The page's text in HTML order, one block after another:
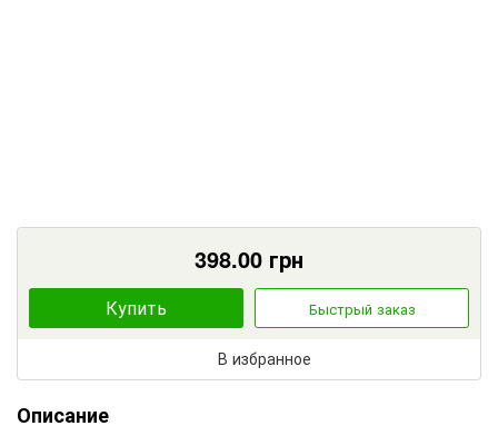
398.00 грн
Купить Быстрый заказ
В избранное
Описание